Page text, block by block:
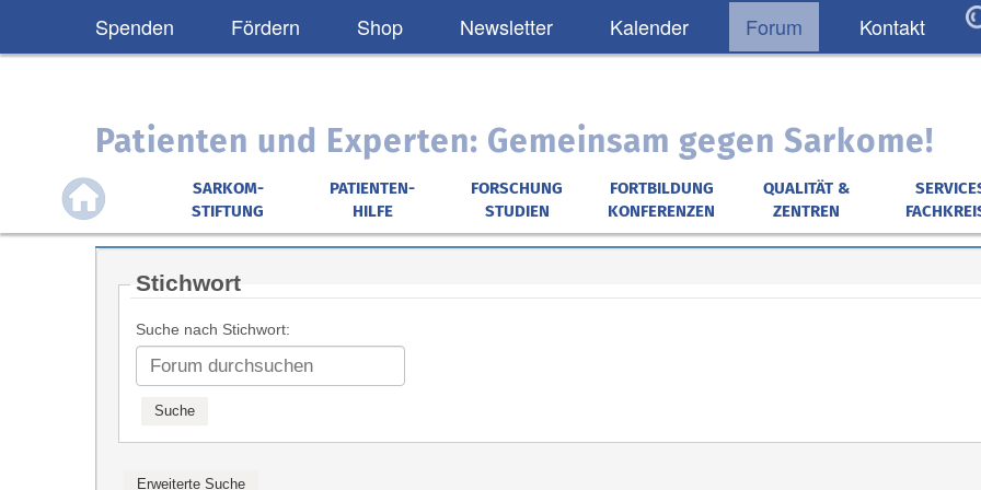
Spenden Fördern Shop Newsletter Kalender Forum Kontakt
Patienten und Experten: Gemeinsam gegen Sarkome!
SARKOM-
STIFTUNG
PATIENTEN-
HILFE
FORSCHUNG
STUDIEN
FORTBILDUNG
KONFERENZEN
QUALITÄT &
ZENTREN
Stichwort
Suche nach Stichwort: